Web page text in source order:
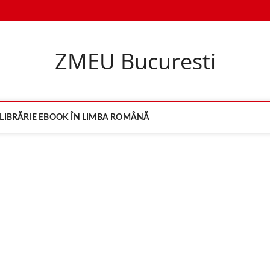
ZMEU Bucuresti
LIBRĂRIE EBOOK ÎN LIMBA ROMÂNĂ